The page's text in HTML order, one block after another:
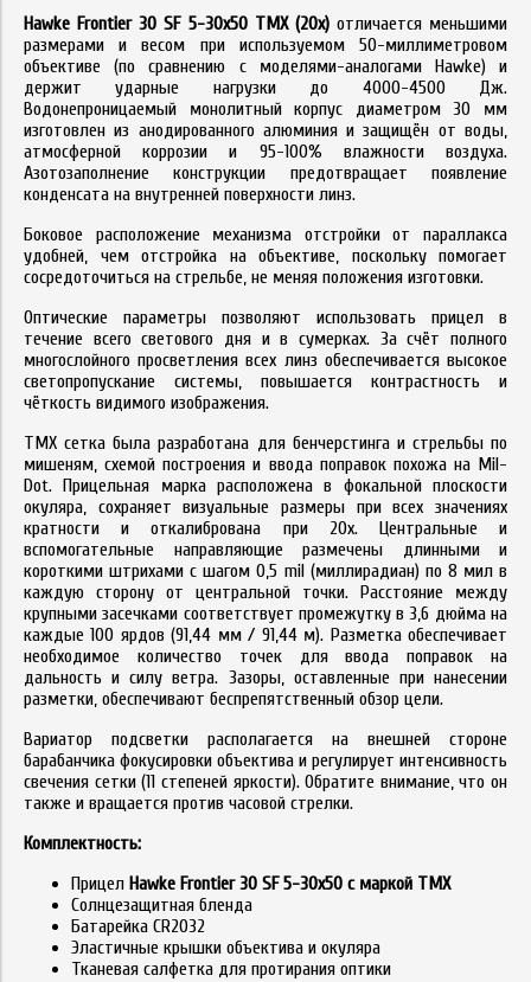
Hawke Frontier 30 SF 5-30x50 TMX (20x)отличается меньшими
размерами и весом при используемом 50-миллиметровом
объективе (по сравнению с моделями-аналогами Hawke) и
держит ударные нагрузки до 4000-4500 Дж.
Водонепроницаемый монолитный корпус диаметром 30 мм
изготовлен из анодированного алюминия и защищён от воды,
атмосферной коррозии и 95-100% влажности воздуха.
Азотозаполнение конструкции предотвращает появление
конденсата на внутренней поверхности линз.
Боковое расположение механизма отстройки от параллакса
удобней, чем отстройка на объективе, поскольку помогает
сосредоточиться на стрельбе, не меняя положения изготовки.
Оптические параметры позволяют использовать прицел в
течение всего светового дня и в сумерках. За счёт полного
многослойного просветления всех линз обеспечивается высокое
светопропускание системы, повышается контрастность и
чёткость видимого изображения.
TMX сетка была разработана для бенчерстинга и стрельбы по
мишеням, схемой построения и ввода поправок похожа на Mil-
Dot. Прицельная марка расположена в фокальной плоскости
окуляра, сохраняет визуальные размеры при всех значениях
кратности и откалибрована при 20x. Центральные и
вспомогательные направляющие размечены длинными и
короткими штрихами с шагом 0,5 mil (миллирадиан) по 8 мил в
каждую сторону от центральной точки. Расстояние между
крупными засечками соответствует промежутку в 3,6 дюйма на
каждые 100 ярдов (91,44 мм / 91,44 м). Разметка обеспечивает
необходимое количество точек для ввода поправок на
дальность и силу ветра. Зазоры, оставленные при нанесении
разметки, обеспечивают беспрепятственный обзор цели.
Вариатор подсветки располагается на внешней стороне
барабанчика фокусировки объектива и регулирует интенсивность
свечения сетки (11 степеней яркости). Обратите внимание, что он
также и вращается против часовой стрелки.
Комплектность:
Прицел Hawke Frontier 30 SF 5-30x50 с маркой TMX
Солнцезащитная бленда
Батарейка CR2032
Эластичные крышки объектива и окуляра
Тканевая салфетка для протирания оптики